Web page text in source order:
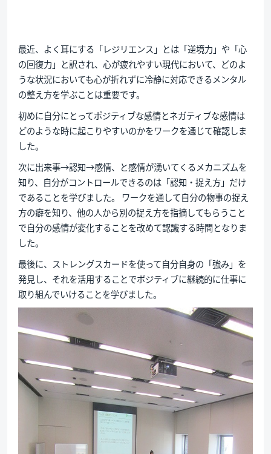
最近、よく耳にする「レジリエンス」とは「逆境力」や「心
の回復力」と訳され、心が疲れやすい現代において、どのよ
うな状況においても心が折れずに冷静に対応できるメンタル
の整え方を学ぶことは重要です。
初めに自分にとってポジティブな感情とネガティブな感情は
どのような時に起こりやすいのかをワークを通じて確認しま
した。
次に出来事→認知→感情、と感情が湧いてくるメカニズムを
知り、自分がコントロールできるのは「認知・捉え方」だけ
であることを学びました。 ワークを通して自分の物事の捉え
方の癖を知り、他の人から別の捉え方を指摘してもらうこと
で自分の感情が変化することを改めて認識する時間となりま
した。
最後に、ストレングスカードを使って自分自身の「強み」を
発見し、それを活用することでポジティブに継続的に仕事に
取り組んでいけることを学びました。